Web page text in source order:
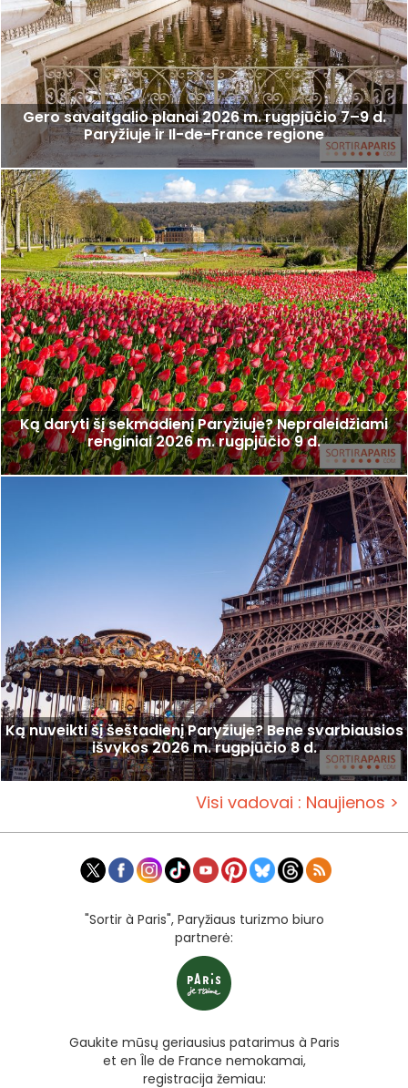
Gero savaitgalio planai 2026 m. rugpjūčio 7–9 d.
Paryžiuje ir Il-de-France regione
Ką daryti šį sekmadienį Paryžiuje? Nepraleidžiami
renginiai 2026 m. rugpjūčio 9 d.
Ką nuveikti šį šeštadienį Paryžiuje? Bene svarbiausios
išvykos 2026 m. rugpjūčio 8 d.
Visi vadovai : Naujienos >
"Sortir à Paris", Paryžiaus turizmo biuro
partnerė:
Gaukite mūsų geriausius patarimus à Paris
et en Île de France nemokamai,
registracija žemiau: